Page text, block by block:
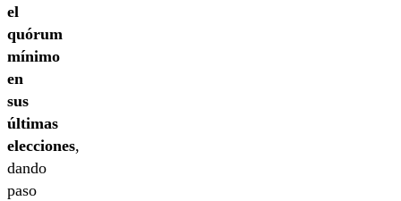
el
quórum
mínimo
en
sus
últimas
elecciones,
dando
paso